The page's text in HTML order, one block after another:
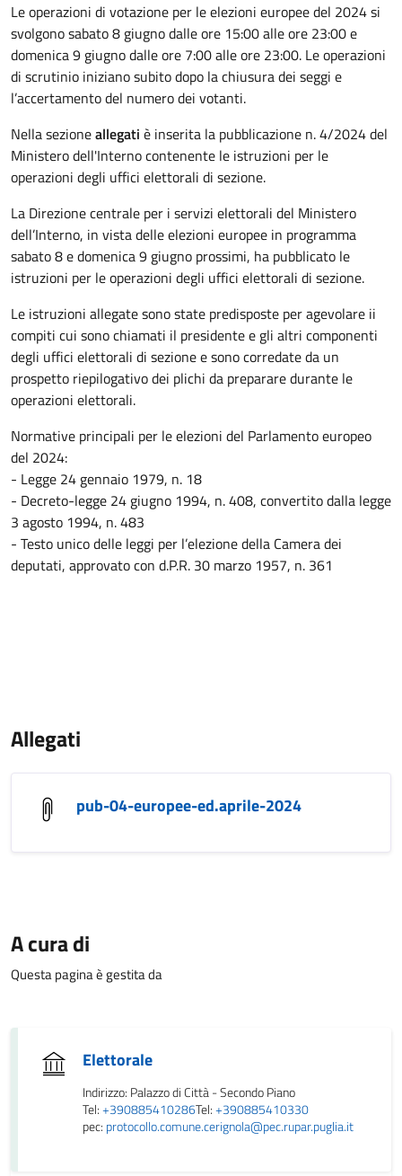
Le operazioni di votazione per le elezioni europee del 2024 si
svolgono sabato 8 giugno dalle ore 15:00 alle ore 23:00 e
domenica 9 giugno dalle ore 7:00 alle ore 23:00. Le operazioni
di scrutinio iniziano subito dopo la chiusura dei seggi e
l’accertamento del numero dei votanti.
Nella sezioneallegati è inserita la pubblicazione n. 4/2024 del
Ministero dell'Interno contenente le istruzioni per le
operazioni degli uffici elettorali di sezione.
La Direzione centrale per i servizi elettorali del Ministero
dell’Interno, in vista delle elezioni europee in programma
sabato 8 e domenica 9 giugno prossimi, ha pubblicato le
istruzioni per le operazioni degli uffici elettorali di sezione.
Le istruzioni allegate sono state predisposte per agevolare ii
compiti cui sono chiamati il presidente e gli altri componenti
degli uffici elettorali di sezione e sono corredate da un
prospetto riepilogativo dei plichi da preparare durante le
operazioni elettorali.
Normative principali per le elezioni del Parlamento europeo
del 2024:
- Legge 24 gennaio 1979, n. 18
- Decreto-legge 24 giugno 1994, n. 408, convertito dalla legge
3 agosto 1994, n. 483
- Testo unico delle leggi per l’elezione della Camera dei
deputati, approvato con d.P.R. 30 marzo 1957, n. 361
Allegati
pub-04-europee-ed.aprile-2024
A cura di
Questa pagina è gestita da
Elettorale
Indirizzo: Palazzo di Città - Secondo Piano
Tel:+390885410286Tel:+390885410330
pec: protocollo.comune.cerignola@pec.rupar.puglia.it